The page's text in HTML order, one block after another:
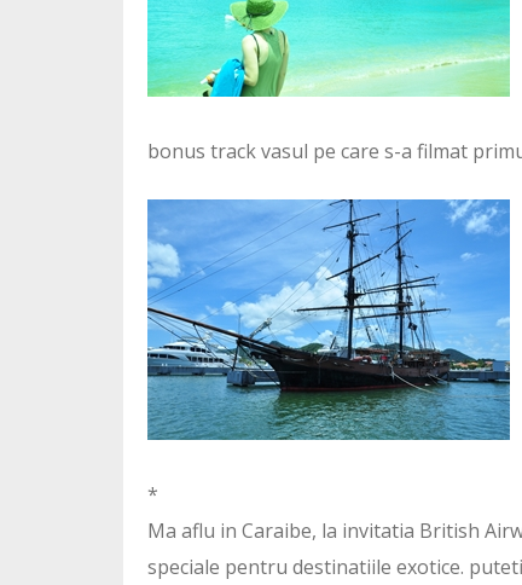
bonus track vasul pe care s-a filmat
*
Ma aflu in Caraibe, la invitatia British
speciale pentru destinatiile exotice.